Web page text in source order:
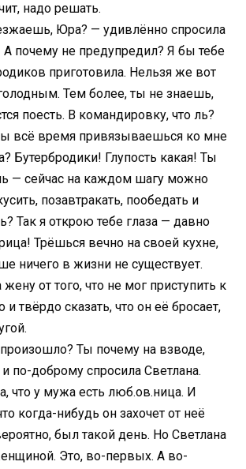
надо решать.
Юра? — удивлённо спросила
А почему не предупредил? Я бы тебе
приготовила. Нельзя же вот
Тем более, ты не знаешь,
поесть. В командировку, что ль?
всё время привязываешься ко мне
Бутербродики! Глупость какая! Ты
— сейчас на каждом шагу можно
позавтракать, пообедать и
Так я открою тебе глаза — давно
Трёшься вечно на своей кухне,
ничего в жизни не существует.
от того, что не мог приступить к
и твёрдо сказать, что он её бросает,
произошло? Ты почему на взводе,
по-доброму спросила Светлана.
что у мужа есть люб.ов.ница. И
когда-нибудь он захочет от неё
был такой день. Но Светлана
Это, во-первых. А во-